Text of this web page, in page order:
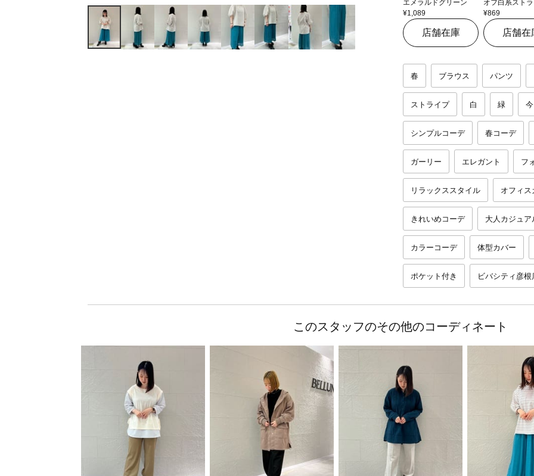
エメラルドグリーン
¥1,089
店舗在庫
オフ白系スト
¥869
店舗在
春 ブラウス パンツ
ストライプ 白 緑
シンプルコーデ 春コーデ
ガーリー エレガント フ
リラックススタイル オフィス
きれいめコーデ 大人カジュア
カラーコーデ 体型カバー
ポケット付き ビバシティ彦根
このスタッフのその他のコーディネート